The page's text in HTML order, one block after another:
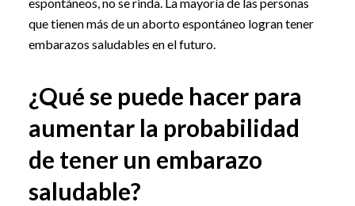
que tienen más de un aborto espontáneo logran tener
embarazos saludables en el futuro.
¿Qué se puede hacer para
aumentar la probabilidad
de tener un embarazo
saludable?